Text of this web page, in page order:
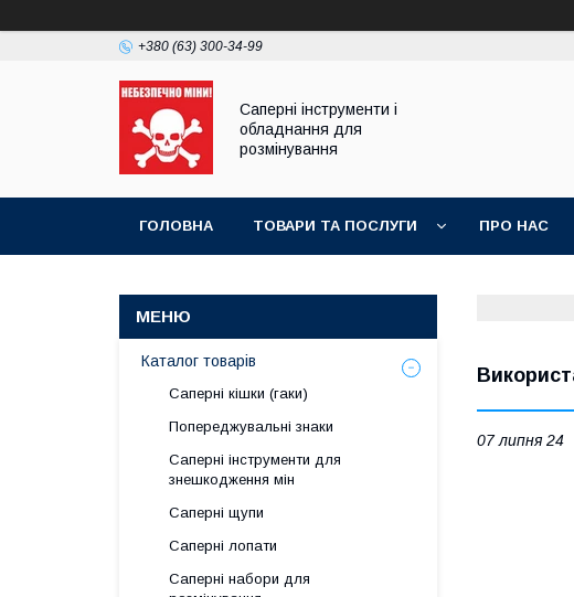
+380 (63) 300-34-99
Саперні інструменти і
обладнання для
розмінування
ГОЛОВНА ТОВАРИ ТА ПОСЛУГИ ПРО НАС
07 липня 24
Каталог товарів
Саперні кішки (гаки)
Попереджувальні знаки
Саперні інструменти для
знешкодження мін
Саперні щупи
Саперні лопати
Саперні набори для